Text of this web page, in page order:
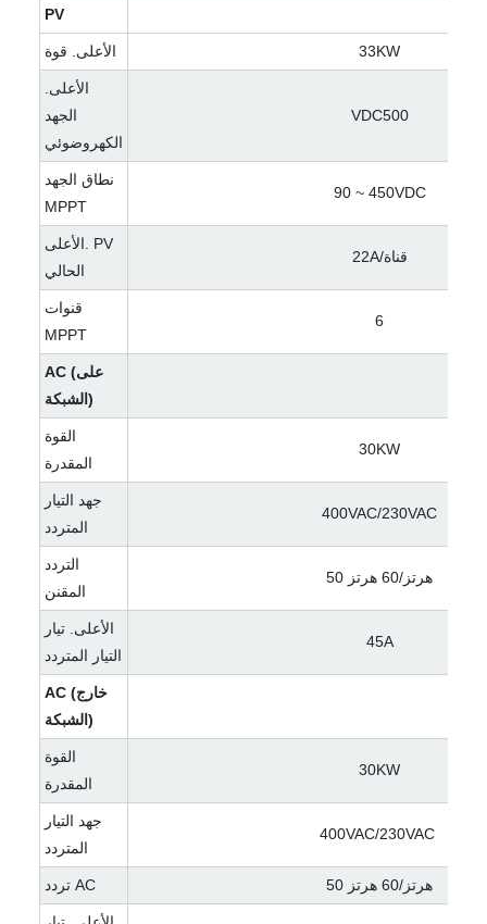
PV
الأعلى. قوة 33KW
الأعلى.
الجهد
الكهروضوئي
VDC500
نطاق الجهد
MPPT
90 ~ 450VDC
الأعلى. PV
الحالي
22A/قناة
قنوات
MPPT
6
AC (على
الشبكة)
القوة
المقدرة
30KW
جهد التيار
المتردد
400VAC/230VAC
التردد
المقنن
50 هرتز/60 هرتز
الأعلى. تيار
التيار المتردد
45A
AC (خارج
الشبكة)
القوة
المقدرة
30KW
جهد التيار
المتردد
400VAC/230VAC
تردد AC 50 هرتز/60 هرتز